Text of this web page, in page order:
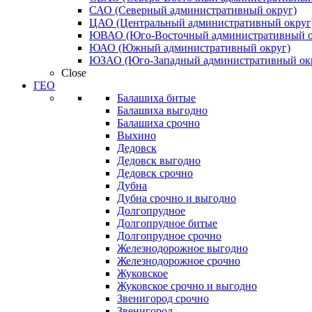
САО (Северный административный округ)
ЦАО (Центральный административный
ЮВАО (Юго-Восточный административный
ЮАО (Южный административный округ)
ЮЗАО (Юго-Западный административный
Close
ГЕО
Балашиха битые
Балашиха выгодно
Балашиха срочно
Выхино
Дедовск
Дедовск выгодно
Дедовск срочно
Дубна
Дубна срочно и выгодно
Долгопрудное
Долгопрудное битые
Долгопрудное срочно
Железнодорожное выгодно
Железнодорожное срочно
Жуковское
Жуковское срочно и выгодно
Звенигород срочно